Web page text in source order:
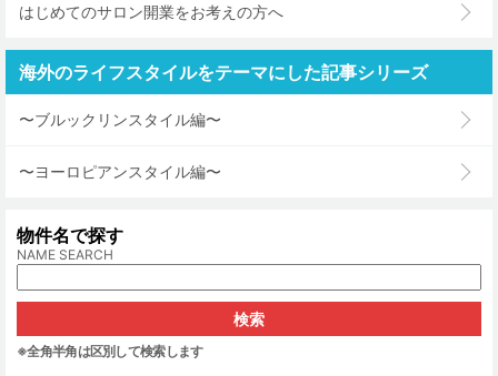
はじめてのサロン開業をお考えの方へ
海外のライフスタイルをテーマにした記事シリーズ
〜ブルックリンスタイル編〜
〜ヨーロピアンスタイル編〜
物件名で探す
NAME SEARCH
※全角半角は区別して検索します